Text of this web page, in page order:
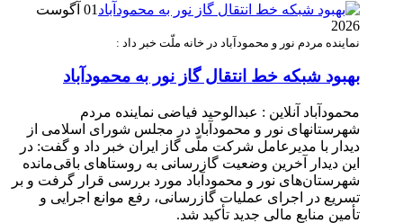
01 آگوست
2026
نماینده مردم نور و محمودآباد در خانه ملّت خبر داد :
بهبود شبکه خط انتقال گاز نور به محمودآباد
محمودآباد آنلاین : عبدالوحید فیاضی نماینده مردم
شهرستانهای نور و محمودآباد در مجلس شورای اسلامی از
دیدار با مدیرعامل شرکت ملّی گاز ایران خبر داد و گفت: در
این دیدار آخرین وضعیت گازرسانی به روستاهای باقی‌مانده
شهرستان‌های نور و محمودآباد مورد بررسی قرار گرفت و بر
تسریع در اجرای عملیات گازرسانی، رفع موانع اجرایی و
تأمین منابع مالی جدید تأکید شد.